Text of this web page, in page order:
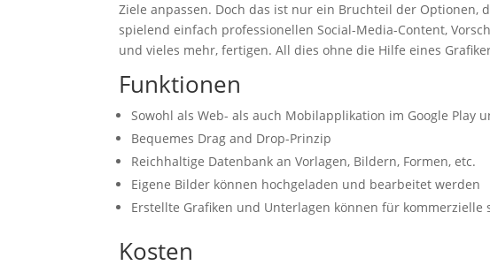
Ziele anpassen. Doch das ist nur ein Bruchteil der Optionen,
spielend einfach professionellen Social-Media-Content,
und vieles mehr, fertigen. All dies ohne die Hilfe eines
Funktionen
Sowohl als Web- als auch Mobilapplikation im Google Play
Bequemes Drag and Drop-Prinzip
Reichhaltige Datenbank an Vorlagen, Bildern, Formen, etc.
Eigene Bilder können hochgeladen und bearbeitet werden
Erstellte Grafiken und Unterlagen können für
Kosten